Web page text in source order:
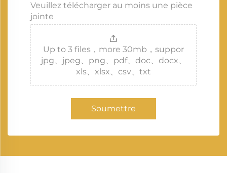
Veuillez télécharger au moins une pièce
jointe
Up to 3 files，more 30mb，suppor
jpg、jpeg、png、pdf、doc、docx、
xls、xlsx、csv、txt
Soumettre